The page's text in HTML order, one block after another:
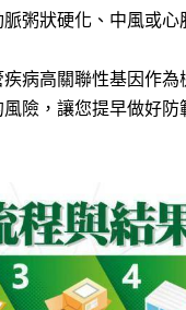
粥狀硬化、中風或心
病高關聯性基因作為
險，讓您提早做好防